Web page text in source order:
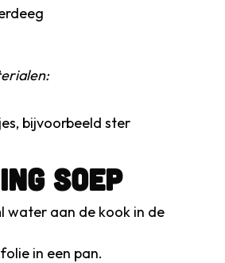
bijvoorbeeld ster
soep
water aan de kook in de
in een pan.